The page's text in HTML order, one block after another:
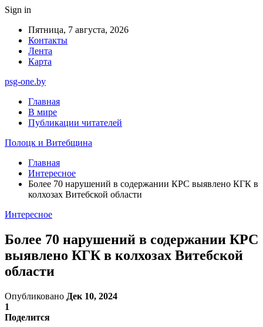
Sign in
Пятница, 7 августа, 2026
Контакты
Лента
Карта
psg-one.by
Главная
В мире
Публикации читателей
Полоцк и Витебщина
Главная
Интересное
Более 70 нарушений в содержании КРС выявлено КГК в
колхозах Витебской области
Интересное
Более 70 нарушений в содержании КРС
выявлено КГК в колхозах Витебской
области
Опубликовано Дек 10, 2024
1
Поделится